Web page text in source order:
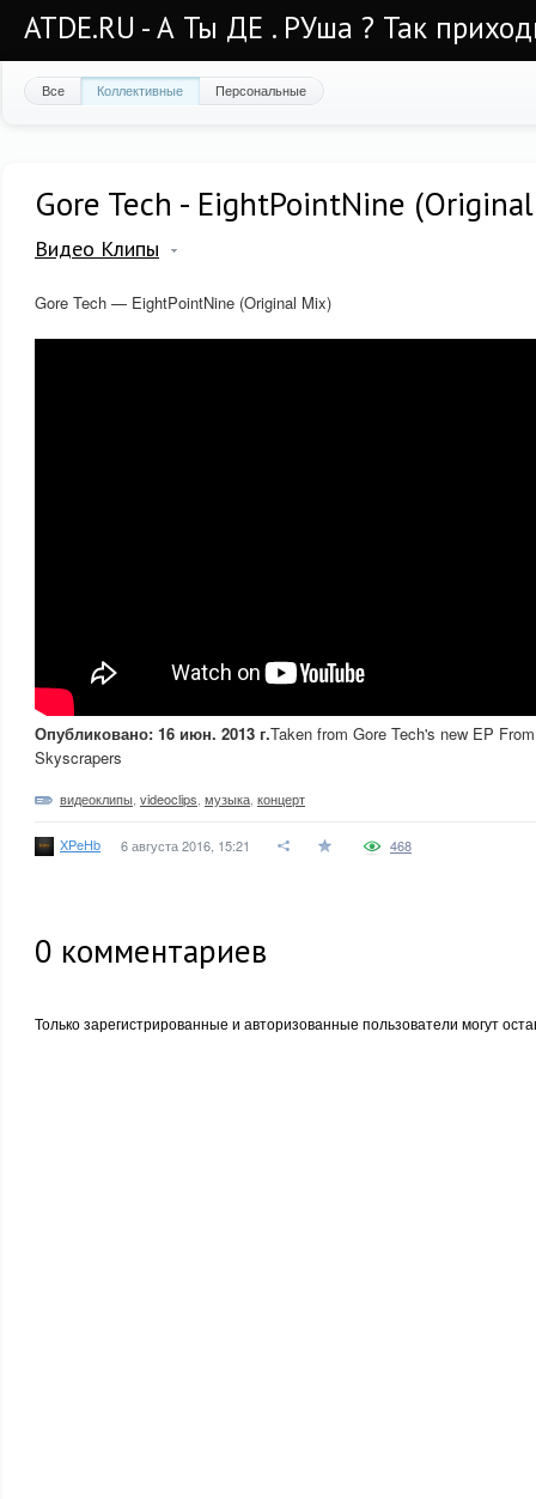
ATDE.RU - А Ты ДЕ . РУша ? Так
Все Коллективные Персональные
Gore Tech - EightPointNine
Видео Клипы
Gore Tech — EightPointNine (Original Mix)
Опубликовано: 16 июн. 2013 г.Taken from Gore Tech's new EP
Skyscrapers
видеоклипы videoclips музыка концерт
XPeHb 6 августа 2016, 15:21 468
0 комментариев
Только зарегистрированные и авторизованные пользователи могут